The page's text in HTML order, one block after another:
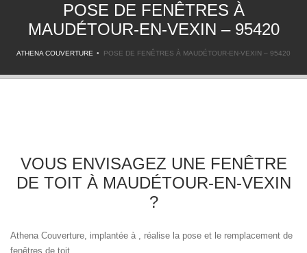
POSE DE FENÊTRES À
MAUDÉTOUR-EN-VEXIN – 95420
ATHENA COUVERTURE POSE DE FENÊTRES À MAUDÉTOUR-EN-VEXIN – 95420
VOUS ENVISAGEZ UNE FENÊTRE
DE TOIT À MAUDÉTOUR-EN-VEXIN
?
Athena Couverture, implantée à , réalise la pose et le remplacement de
fenêtres de toit.